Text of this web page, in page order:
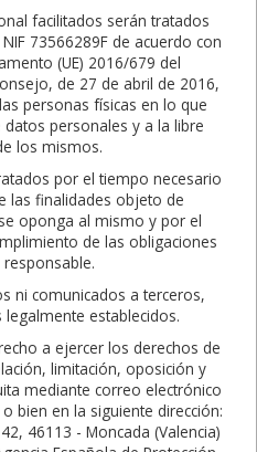
facilitados serán tratados
73566289F de acuerdo con
(UE) 2016/679 del
de 27 de abril de 2016,
personas físicas en lo que
personales y a la libre
los mismos.
por el tiempo necesario
las finalidades objeto de
oponga al mismo y por el
de las obligaciones
ni comunicados a terceros,
establecidos.
a ejercer los derechos de
limitación, oposición y
mediante correo electrónico
bien en la siguiente dirección:
46113 - Moncada (Valencia)